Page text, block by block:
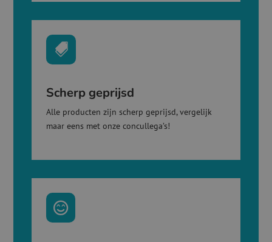

Scherp geprijsd
Alle producten zijn scherp geprijsd, vergelijk
maar eens met onze concullega’s!
